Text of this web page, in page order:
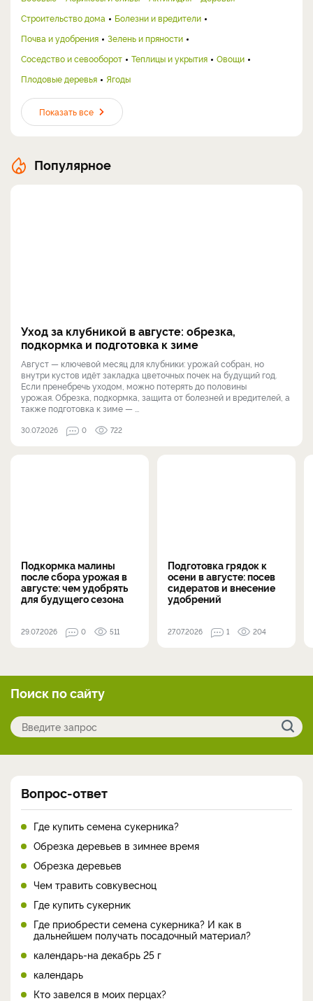
Строительство дома
Болезни и вредители
Почва и удобрения
Зелень и пряности
Соседство и севооборот
Теплицы и укрытия
Овощи
Плодовые деревья
Ягоды
Показать все
Популярное
Уход за клубникой в августе: обрезка,
подкормка и подготовка к зиме
Август — ключевой месяц для клубники: урожай собран, но
внутри кустов идёт закладка цветочных почек на будущий год.
Если пренебречь уходом, можно потерять до половины
урожая. Обрезка, подкормка, защита от болезней и вредителей, а
также подготовка к зиме — ...
30.07.2026 0 722
Подкормка малины
после сбора урожая в
августе: чем удобрять
для будущего сезона
29.07.2026 0 511
Подготовка грядок к
осени в августе: посев
сидератов и внесение
удобрений
27.07.2026 1 204
Поиск по сайту
Вопрос-ответ
Где купить семена сукерника?
Обрезка деревьев в зимнее время
Обрезка деревьев
Чем травить совкувесноц
Где купить сукерник
Где приобрести семена сукерника? И как в
дальнейшем получать посадочный материал?
календарь-на декабрь 25 г
календарь
Кто завелся в моих перцах?